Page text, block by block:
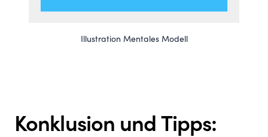
Illustration Mentales Modell
Konklusion und Tipps: